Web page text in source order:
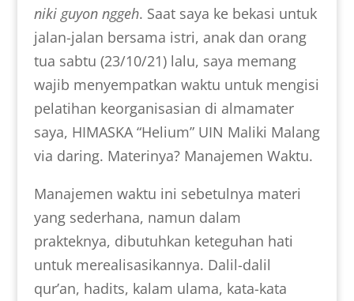
niki guyon nggeh. Saat saya ke bekasi untuk
jalan-jalan bersama istri, anak dan orang
tua sabtu (23/10/21) lalu, saya memang
wajib menyempatkan waktu untuk mengisi
pelatihan keorganisasian di almamater
saya, HIMASKA “Helium” UIN Maliki Malang
via daring. Materinya? Manajemen Waktu.
Manajemen waktu ini sebetulnya materi
yang sederhana, namun dalam
prakteknya, dibutuhkan keteguhan hati
untuk merealisasikannya. Dalil-dalil
qur’an, hadits, kalam ulama, kata-kata